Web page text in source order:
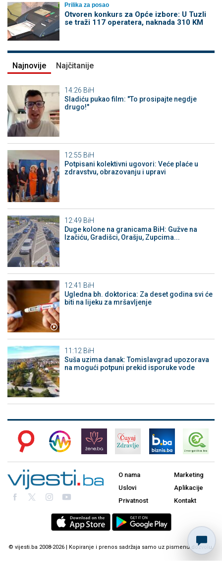
Prilika za posao
Otvoren konkurs za Opće izbore: U Tuzli
se traži 117 operatera, naknada 310 KM
Najnovije Najčitanije
14:26 BiH
Sladiću pukao film: "To prosipajte negdje
drugo!"
12:55 BiH
Potpisani kolektivni ugovori: Veće plaće u
zdravstvu, obrazovanju i upravi
12:49 BiH
Duge kolone na granicama BiH: Gužve na
Izačiću, Gradišci, Orašju, Zupcima...
12:41 BiH
Ugledna bh. doktorica: Za deset godina svi će
biti na lijeku za mršavljenje
11:12 BiH
Suša uzima danak: Tomislavgrad upozorava
na mogući potpuni prekid isporuke vode
O nama
Uslovi
Privatnost
Marketing
Aplikacije
Kontakt
© vijesti.ba 2008-2026 | Kopiranje i prenos sadržaja samo uz pismenu dozvolu.